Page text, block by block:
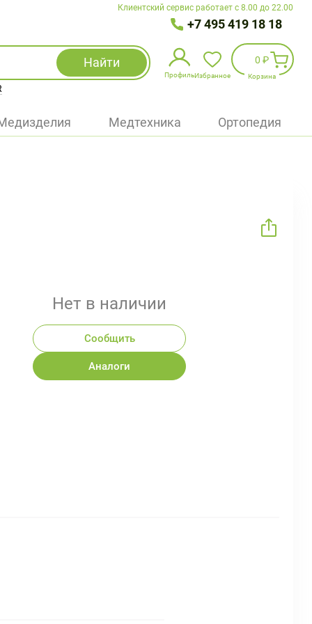
Клиентский сервис работает с 8.00 до 22.00
+7 495 419 18 18
Найти
Профиль
Избранное
Войти
Избранное
0 ₽
Корзина
Медтехника Ортопедия
Нет в наличии
Сообщить
Аналоги